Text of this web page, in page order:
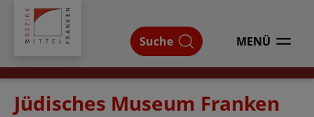
Bezirk
Mittelfranken
Suche
MENÜ
Jüdisches Museum Franken